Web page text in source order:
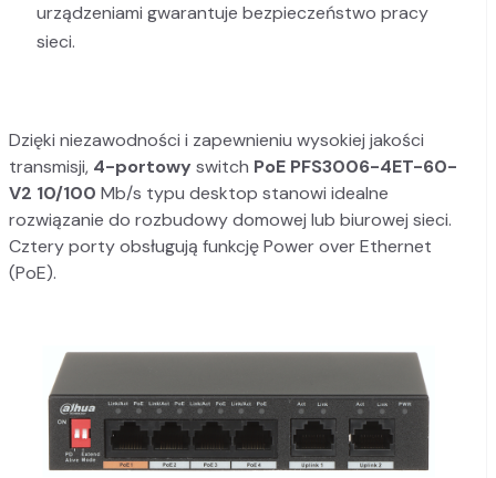
urządzeniami gwarantuje bezpieczeństwo pracy
sieci.
Dzięki niezawodności i zapewnieniu wysokiej jakości
transmisji, 4-portowy switch PoE PFS3006-4ET-60-
V2 10/100 Mb/s typu desktop stanowi idealne
rozwiązanie do rozbudowy domowej lub biurowej sieci.
Cztery porty obsługują funkcję Power over Ethernet
(PoE).